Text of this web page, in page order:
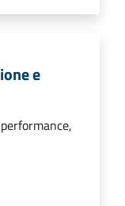
e